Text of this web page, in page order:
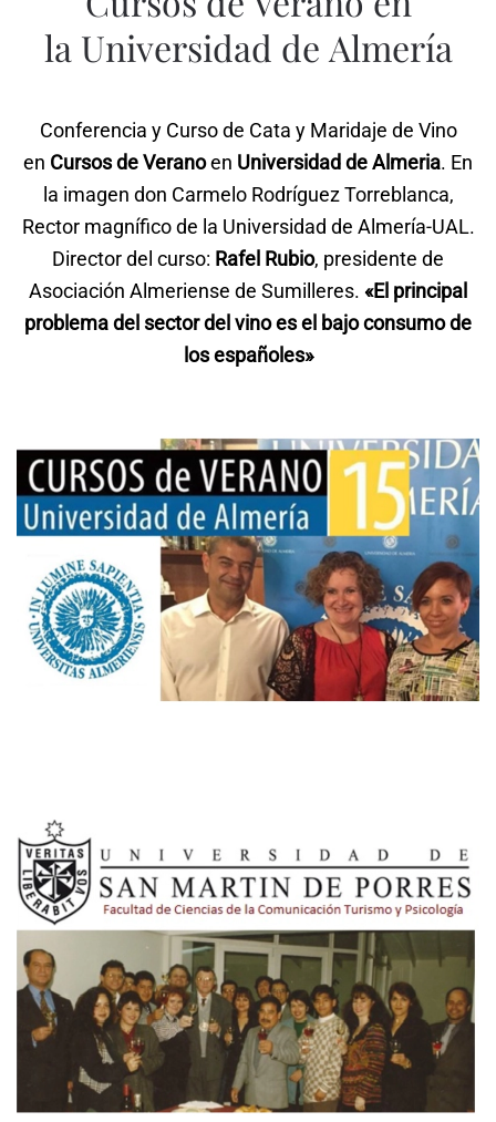
la Universidad de Almería
Conferencia y Curso de Cata y Maridaje de Vino
en Cursos de Veranoen Universidad de Almeria. En
la imagen don Carmelo Rodríguez Torreblanca,
Rector magnífico de la Universidad de Almería-UAL.
Director del curso: Rafel Rubio, presidente de
Asociación Almeriense de Sumilleres. «El principal
problema del sector del vino es el bajo consumo de
los españoles»